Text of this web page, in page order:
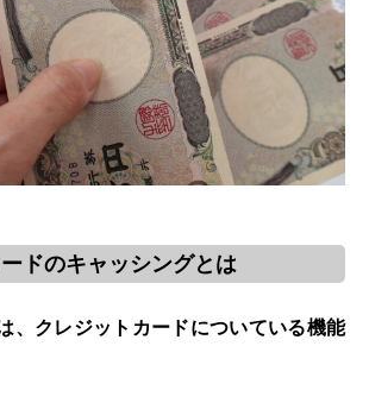
ドのキャッシングとは
、クレジットカードについている機能